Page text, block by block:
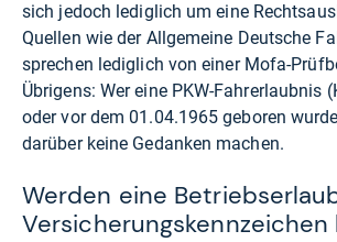
sich jedoch lediglich um eine
Quellen wie der Allgemeine Deutsche
sprechen lediglich von einer Mofa-
Übrigens: Wer eine PKW-Fahrerlaubnis
oder vor dem 01.04.1965 geboren
darüber keine Gedanken machen.
Werden eine